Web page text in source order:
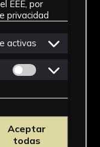
EEE, por
privacidad
activas
Permitir cookies
Aceptar
todas